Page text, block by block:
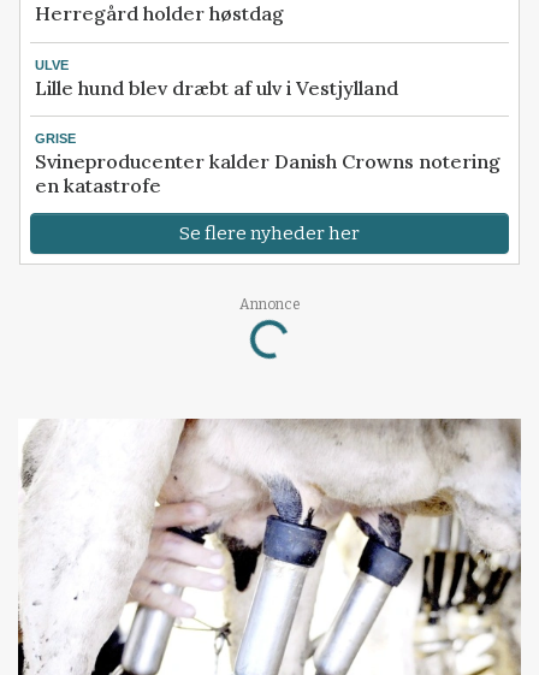
Herregård holder høstdag
ULVE
Lille hund blev dræbt af ulv i Vestjylland
GRISE
Svineproducenter kalder Danish Crowns notering
en katastrofe
Se flere nyheder her
Annonce
Loading...